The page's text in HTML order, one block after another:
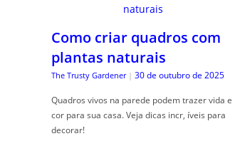
Como criar quadros com
plantas naturais
The Trusty Gardener | 30 de outubro de 2025
Quadros vivos na parede podem trazer vida e
cor para sua casa. Veja dicas incr, íveis para
decorar!